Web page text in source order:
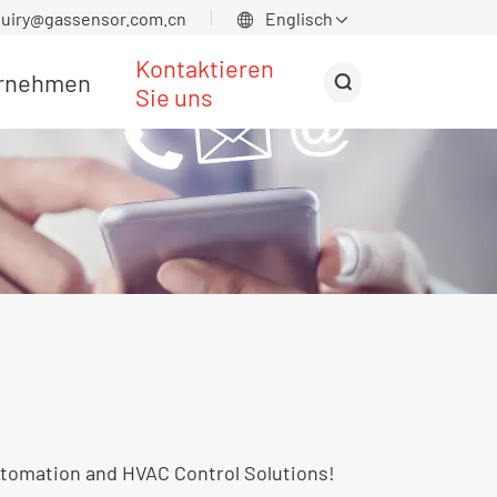
 Englisch 
Kontaktieren
Sie uns

and HVAC Control Solutions!